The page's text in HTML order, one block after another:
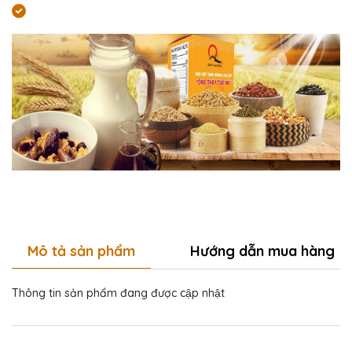
Mô tả sản phẩm Hướng dẫn mua hàng
Thông tin sản phẩm đang được cập nhật